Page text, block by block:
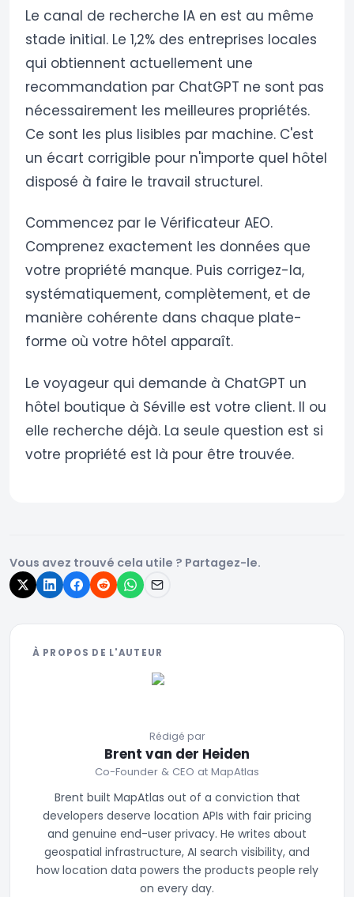
Le canal de recherche IA en est au même
stade initial. Le 1,2% des entreprises locales
qui obtiennent actuellement une
recommandation par ChatGPT ne sont pas
nécessairement les meilleures propriétés.
Ce sont les plus lisibles par machine. C'est
un écart corrigible pour n'importe quel hôtel
disposé à faire le travail structurel.
Commencez par le Vérificateur AEO.
Comprenez exactement les données que
votre propriété manque. Puis corrigez-la,
systématiquement, complètement, et de
manière cohérente dans chaque plate-
forme où votre hôtel apparaît.
Le voyageur qui demande à ChatGPT un
hôtel boutique à Séville est votre client. Il ou
elle recherche déjà. La seule question est si
votre propriété est là pour être trouvée.
Vous avez trouvé cela utile ? Partagez-le.
À PROPOS DE L'AUTEUR
Rédigé par
Brent van der Heiden
Co-Founder & CEO at MapAtlas
Brent built MapAtlas out of a conviction that
developers deserve location APIs with fair pricing
and genuine end-user privacy. He writes about
geospatial infrastructure, AI search visibility, and
how location data powers the products people rely
on every day.